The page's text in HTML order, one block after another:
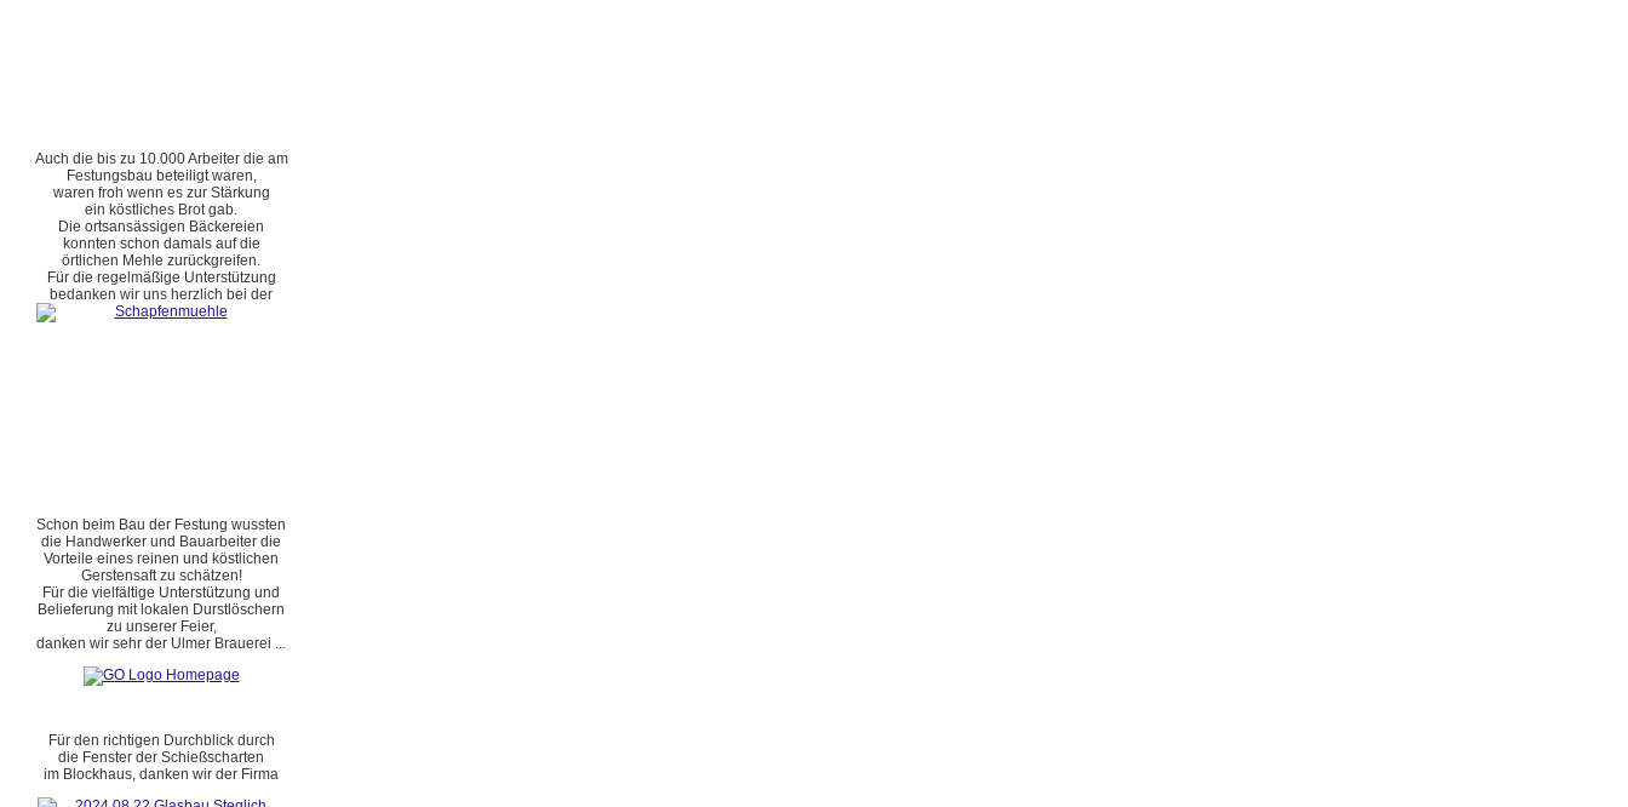
Auch die bis zu 10.000 Arbeiter die am
Festungsbau beteiligt waren,
waren froh wenn es zur Stärkung
ein köstliches Brot gab.
Die ortsansässigen Bäckereien
konnten schon damals auf die
örtlichen Mehle zurückgreifen.
Für die regelmäßige Unterstützung
bedanken wir uns herzlich bei der
Schon beim Bau der Festung wussten
die Handwerker und Bauarbeiter die
Vorteile eines reinen und köstlichen
Gerstensaft zu schätzen!
Für die vielfältige Unterstützung und
Belieferung mit lokalen Durstlöschern
zu unserer Feier,
danken wir sehr der Ulmer Brauerei ...
Für den richtigen Durchblick durch
die Fenster der Schießscharten
im Blockhaus, danken wir der Firma